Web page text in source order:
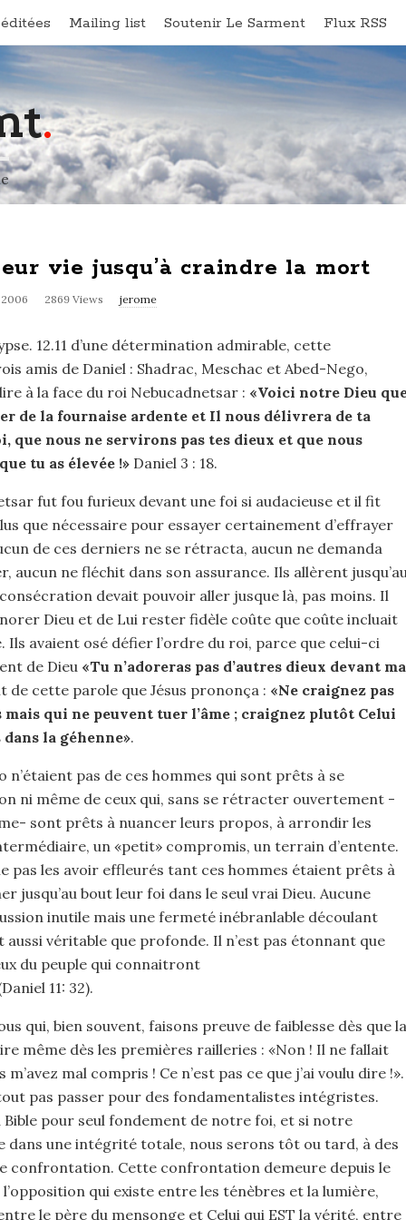
Mailing list Soutenir Le Sarment Flux RSS
.
vie jusqu’à craindre la mort
2869 Views jerome
12.11 d’une détermination admirable, cette
amis de Daniel : Shadrac, Meschac et Abed-Nego,
à la face du roi Nebucadnetsar : «Voici notre Dieu
de la fournaise ardente et Il nous délivrera de ta
que nous ne servirons pas tes dieux et que nous
tu as élevée !»Daniel 3 : 18.
fut fou furieux devant une foi si audacieuse et il fit
que nécessaire pour essayer certainement d’effrayer
de ces derniers ne se rétracta, aucun ne demanda
aucun ne fléchit dans son assurance. Ils allèrent
devait pouvoir aller jusque là, pas moins. Il
Dieu et de Lui rester fidèle coûte que coûte incluait
Ils avaient osé défier l’ordre du roi, parce que celui-ci
de Dieu «Tu n’adoreras pas d’autres dieux devant ma
de cette parole que Jésus prononça : «Ne craignez pas
qui ne peuvent tuer l’âme ; craignez plutôt Celui
la géhenne».
n’étaient pas de ces hommes qui sont prêts à se
ni même de ceux qui, sans se rétracter ouvertement -
sont prêts à nuancer leurs propos, à arrondir les
un «petit» compromis, un terrain d’entente.
pas les avoir effleurés tant ces hommes étaient prêts à
jusqu’au bout leur foi dans le seul vrai Dieu. Aucune
inutile mais une fermeté inébranlable découlant
aussi véritable que profonde. Il n’est pas étonnant que
du peuple qui connaitront
11: 32).
qui, bien souvent, faisons preuve de faiblesse dès que la
même dès les premières railleries : «Non ! Il ne fallait
mal compris ! Ce n’est pas ce que j’ai voulu dire !».
pas passer pour des fondamentalistes intégristes.
Bible pour seul fondement de notre foi, et si notre
dans une intégrité totale, nous serons tôt ou tard, à des
confrontation. Cette confrontation demeure depuis le
qui existe entre les ténèbres et la lumière,
le père du mensonge et Celui qui EST la vérité, entre